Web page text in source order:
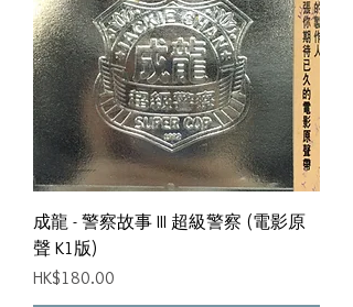
成龍 - 警察故事 III 超級警察 (電影原
聲 K1版)
Price
HK$180.00